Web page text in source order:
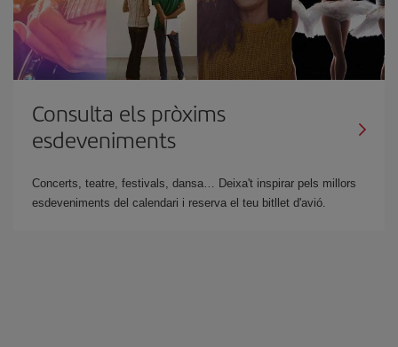
Consulta els pròxims
esdeveniments
Concerts, teatre, festivals, dansa… Deixa't inspirar pels millors
esdeveniments del calendari i reserva el teu bitllet d'avió.